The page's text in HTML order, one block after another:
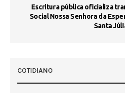
Escritura pública oficializa
Social Nossa Senhora da
Santa
COTIDIANO